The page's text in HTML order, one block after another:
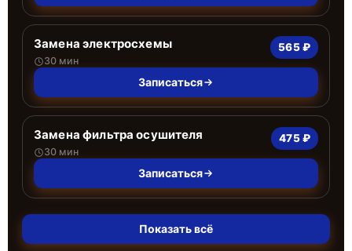
Замена электросхемы
30 мин
565 ₽
Записаться
Замена фильтра осушителя
30 мин
475 ₽
Записаться
Показать всё